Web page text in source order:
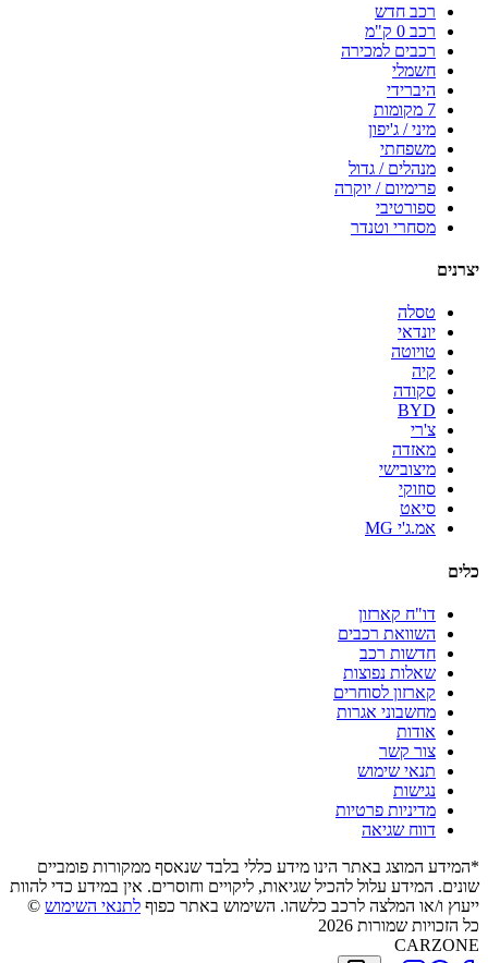
רכב חדש
רכב 0 ק"מ
רכבים למכירה
חשמלי
היברידי
7 מקומות
מיני / ג'יפון
משפחתי
מנהלים / גדול
פרימיום / יוקרה
ספורטיבי
מסחרי וטנדר
יצרנים
טסלה
יונדאי
טויוטה
קיה
סקודה
BYD
צ'רי
מאזדה
מיצובישי
סוזוקי
סיאט
אמ.ג'י MG
כלים
דו"ח קארזון
השוואת רכבים
חדשות רכב
שאלות נפוצות
קארזון לסוחרים
מחשבוני אגרות
אודות
צור קשר
תנאי שימוש
נגישות
מדיניות פרטיות
דווח שגיאה
*המידע המוצג באתר הינו מידע כללי בלבד שנאסף ממקורות פומביים
שונים. המידע עלול להכיל שגיאות, ליקויים וחוסרים. אין במידע כדי להוות
ייעוץ ו/או המלצה לרכב כלשהו. השימוש באתר כפוף לתנאי השימוש ©
כל הזכויות שמורות 2026
CARZONE